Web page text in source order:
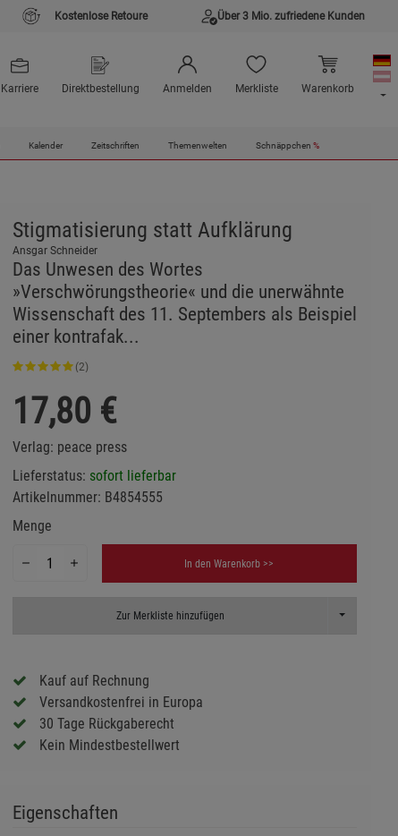
Kostenlose Retoure Über 3 Mio. zufriedene Kunden
Karriere Direktbestellung Anmelden Merkliste Warenkorb
Kalender Zeitschriften Themenwelten Schnäppchen %
Stigmatisierung statt Aufklärung
Ansgar Schneider
Das Unwesen des Wortes
»Verschwörungstheorie« und die unerwähnte
Wissenschaft des 11. Septembers als Beispiel
einer kontrafak...
(2)
17,80 €
Verlag: peace press
Lieferstatus: sofort lieferbar
Artikelnummer: B4854555
Menge
In den Warenkorb >>
Zur Merkliste hinzufügen Toggle
Kauf auf Rechnung
Versandkostenfrei in Europa
30 Tage Rückgaberecht
Kein Mindestbestellwert
Eigenschaften